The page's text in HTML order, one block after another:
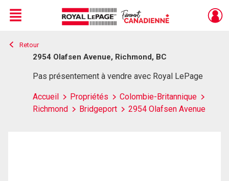
Live
En Direct
Menu
Retour
2954 Olafsen Avenue, Richmond, BC
Pas présentement à vendre avec Royal LePage
Accueil Propriétés
Colombie-Britannique
Richmond
Bridgeport 2954 Olafsen Avenue